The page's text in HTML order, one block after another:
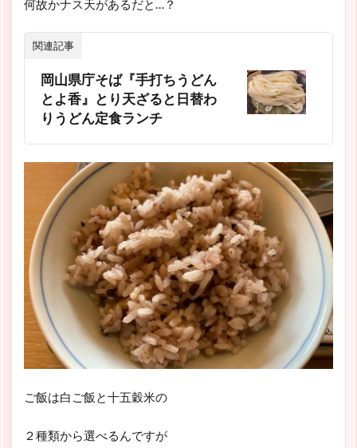
何故かナス天があるだと…？
関連記事
岡山県庁そば『手打ちうどん
とよ香』とり天ざると日替わ
りうどん定食ランチ
ご飯は白ご飯と十五穀米の
２種類から選べるんですが